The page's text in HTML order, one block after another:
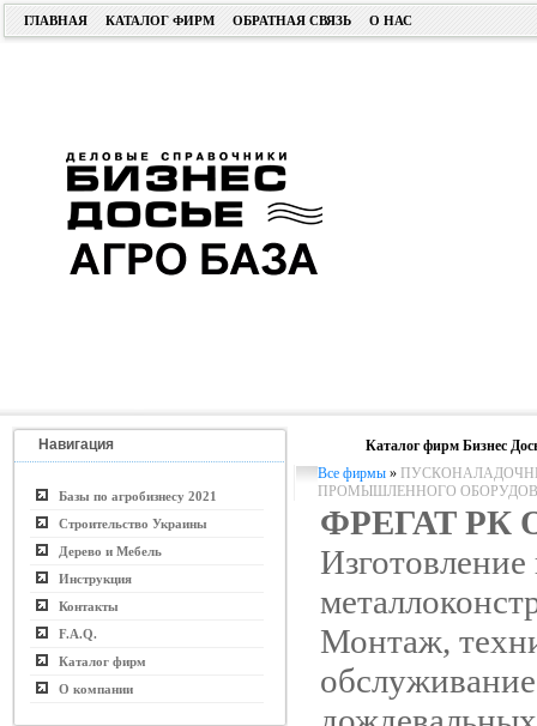
ГЛАВНАЯ КАТАЛОГ ФИРМ ОБРАТНАЯ СВЯЗЬ О НАС
Навигация
Базы по агробизнесу 2021
Строительство Украины
Дерево и Мебель
Инструкция
Контакты
F.A.Q.
Каталог фирм
О компании
Каталог фирм Бизнес
Все фирмы »
ПРОМЫШЛЕННОГО
ФРЕГАТ РК
Монтаж,